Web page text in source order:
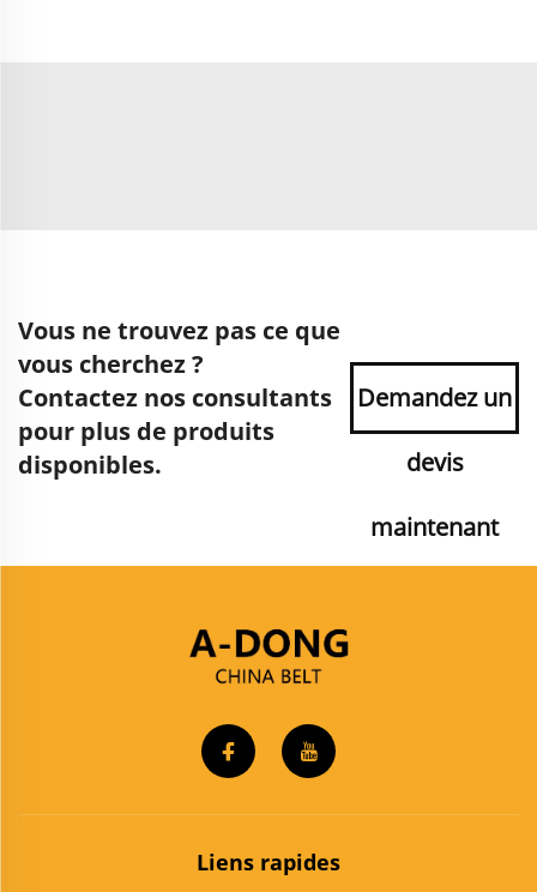
Vous ne trouvez pas ce que
vous cherchez ?
Contactez nos consultants
pour plus de produits
disponibles.
Demandez un
devis
maintenant
Liens rapides